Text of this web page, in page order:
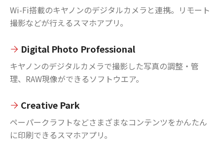
Wi-Fi搭載のキヤノンのデジタルカメラと連携。リモート
撮影などが行えるスマホアプリ。
Digital Photo Professional
キヤノンのデジタルカメラで撮影した写真の調整・管
理、RAW現像ができるソフトウエア。
Creative Park
ペーパークラフトなどさまざまなコンテンツをかんたん
に印刷できるスマホアプリ。